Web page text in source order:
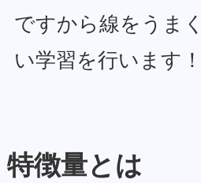
ですから線をうま
い学習を行います！
特徴量とは